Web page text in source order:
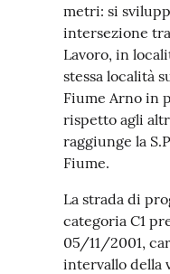
metri: si
intersezione tra
Lavoro, in
stessa località
Fiume Arno in
rispetto agli
raggiunge la
Fiume.
La strada di
categoria C1
05/11/2001,
intervallo della